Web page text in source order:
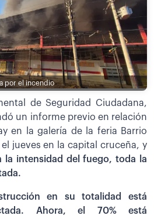
por el incendio
de Seguridad Ciudadana,
un informe previo en relación
en la galería de la feria Barrio
jueves en la capital cruceña, y
la intensidad del fuego, toda la
en su totalidad está
Ahora, el 70% está